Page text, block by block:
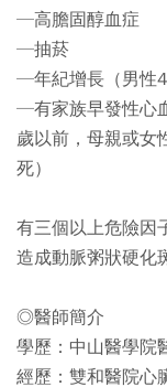
─高膽固醇血症
─抽菸
─年紀增長（男性
─有家族早發性心
歲以前，母親或女
死）
有三個以上危險因
造成動脈粥狀硬化
◎醫師簡介
學歷：中山醫學院
經歷：雙和醫院心